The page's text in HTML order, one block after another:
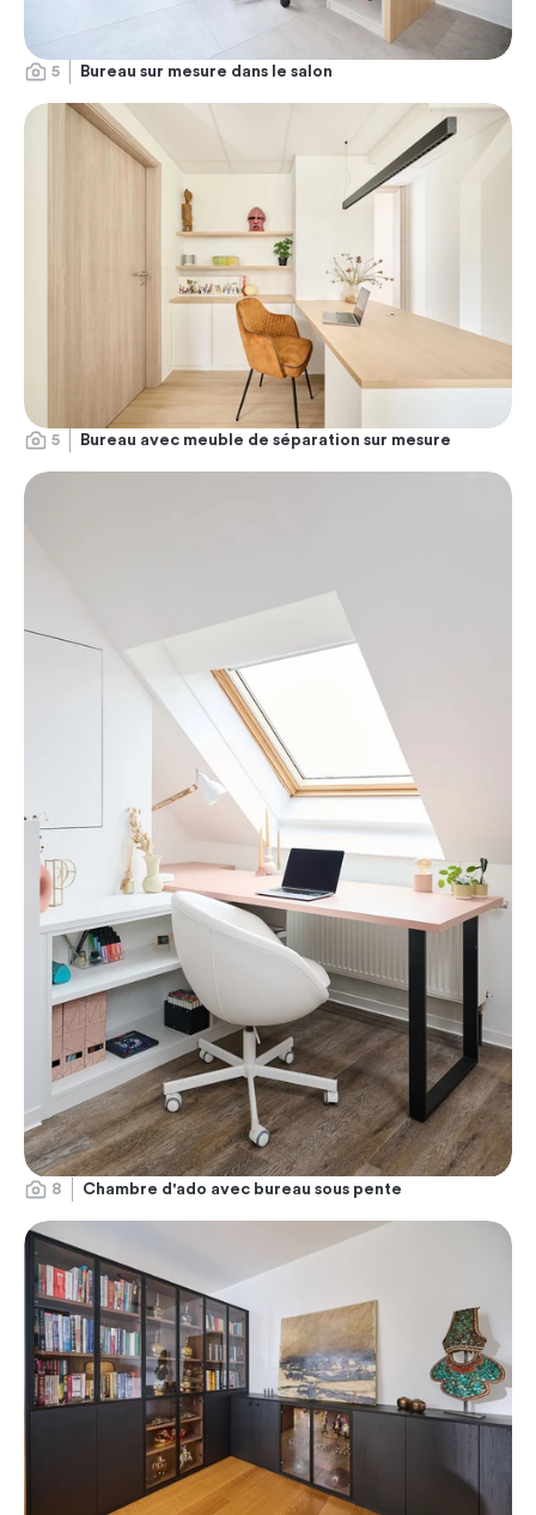
5 Bureau sur mesure dans le salon
5 Bureau avec meuble de séparation sur mesure
8 Chambre d'ado avec bureau sous pente